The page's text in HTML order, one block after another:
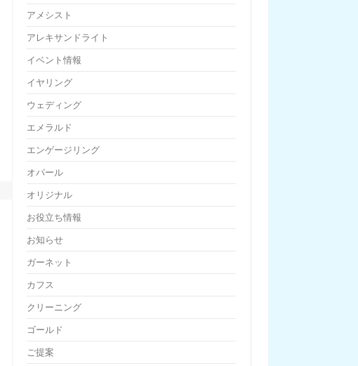
アメシスト
アレキサンドライト
イベント情報
イヤリング
ウェディング
エメラルド
エンゲージリング
オパール
オリジナル
お役立ち情報
お知らせ
ガーネット
カフス
クリーニング
ゴールド
ご提案